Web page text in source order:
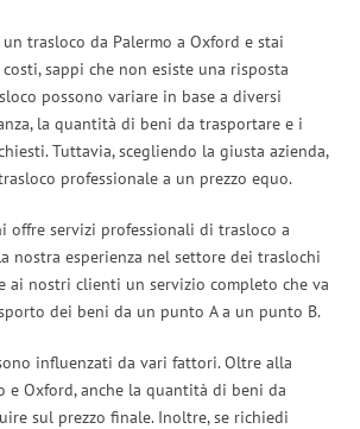
trasloco da Palermo a Oxford e stai
sappi che non esiste una risposta
possono variare in base a diversi
la quantità di beni da trasportare e i
Tuttavia, scegliendo la giusta azienda,
professionale a un prezzo equo.
offre servizi professionali di trasloco a
nostra esperienza nel settore dei traslochi
ai nostri clienti un servizio completo che va
dei beni da un punto A a un punto B.
influenzati da vari fattori. Oltre alla
e Oxford, anche la quantità di beni da
sul prezzo finale. Inoltre, se richiedi